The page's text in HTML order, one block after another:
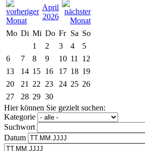
April
2026
Mo Di Mi Do Fr Sa So
1
2 3 4
5
6
7 8 9 10 11
12
13
14 15 16 17 18 19
20
21 22 23 24 25 26
27
28 29 30
Hier können Sie gezielt suchen:
Kategorie
Suchwort
Datum